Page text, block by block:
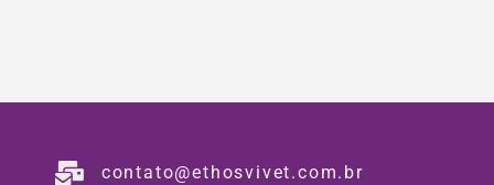
contato@ethosvivet.com.br